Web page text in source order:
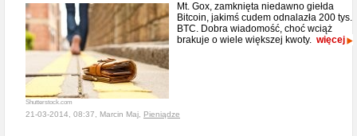
Shutterstock.com
Mt. Gox, zamknięta niedawno giełda
Bitcoin, jakimś cudem odnalazła 200 tys.
BTC. Dobra wiadomość, choć wciąż
brakuje o wiele większej kwoty. więcej
21-03-2014, 08:37, Marcin Maj, Pieniądze